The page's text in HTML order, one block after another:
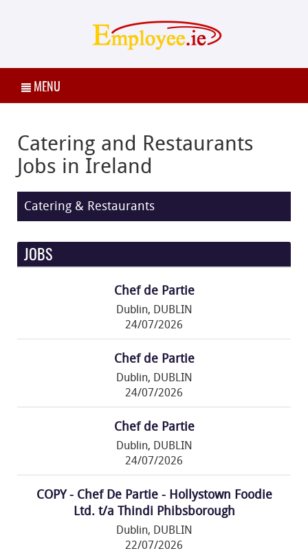
MENU
Catering and Restaurants
Jobs in Ireland
Catering & Restaurants
JOBS
Chef de Partie
Dublin, DUBLIN
24/07/2026
Chef de Partie
Dublin, DUBLIN
24/07/2026
Chef de Partie
Dublin, DUBLIN
24/07/2026
COPY - Chef De Partie - Hollystown Foodie
Ltd. t/a Thindi Phibsborough
Dublin, DUBLIN
22/07/2026